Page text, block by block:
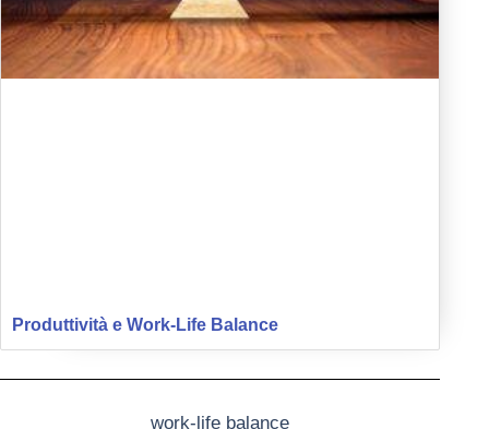
Produttività e Work-Life Balance
work-life balance